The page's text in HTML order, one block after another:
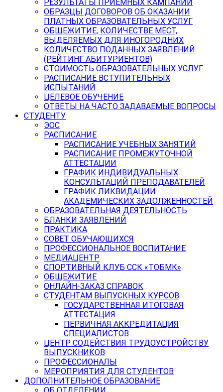
РЕЗУЛЬТАТЫ ПРИЕМНЫХ КАМПАНИЙ
ОБРАЗЦЫ ДОГОВОРОВ ОБ ОКАЗАНИИ
ПЛАТНЫХ ОБРАЗОВАТЕЛЬНЫХ УСЛУГ
ОБЩЕЖИТИЕ, КОЛИЧЕСТВЕ МЕСТ,
ВЫДЕЛЯЕМЫХ ДЛЯ ИНОГОРОДНИХ
КОЛИЧЕСТВО ПОДАННЫХ ЗАЯВЛЕНИЙ
(РЕЙТИНГ АБИТУРИЕНТОВ)
СТОИМОСТЬ ОБРАЗОВАТЕЛЬНЫХ УСЛУГ
РАСПИСАНИЕ ВСТУПИТЕЛЬНЫХ
ИСПЫТАНИЙ
ЦЕЛЕВОЕ ОБУЧЕНИЕ
ОТВЕТЫ НА ЧАСТО ЗАДАВАЕМЫЕ ВОПРОСЫ
СТУДЕНТУ
ЭОС
РАСПИСАНИЕ
РАСПИСАНИЕ УЧЕБНЫХ ЗАНЯТИЙ
РАСПИСАНИЕ ПРОМЕЖУТОЧНОЙ
АТТЕСТАЦИИ
ГРАФИК ИНДИВИДУАЛЬНЫХ
КОНСУЛЬТАЦИЙ ПРЕПОДАВАТЕЛЕЙ
ГРАФИК ЛИКВИДАЦИИ
АКАДЕМИЧЕСКИХ ЗАДОЛЖЕННОСТЕЙ
ОБРАЗОВАТЕЛЬНАЯ ДЕЯТЕЛЬНОСТЬ
БЛАНКИ ЗАЯВЛЕНИЙ
ПРАКТИКА
СОВЕТ ОБУЧАЮЩИХСЯ
ПРОФЕССИОНАЛЬНОЕ ВОСПИТАНИЕ
МЕДИАЦЕНТР
СПОРТИВНЫЙ КЛУБ ССК «ТОБМК»
ОБЩЕЖИТИЕ
ОНЛАЙН-ЗАКАЗ СПРАВОК
СТУДЕНТАМ ВЫПУСКНЫХ КУРСОВ
ГОСУДАРСТВЕННАЯ ИТОГОВАЯ
АТТЕСТАЦИЯ
ПЕРВИЧНАЯ АККРЕДИТАЦИЯ
СПЕЦИАЛИСТОВ
ЦЕНТР СОДЕЙСТВИЯ ТРУДОУСТРОЙСТВУ
ВЫПУСКНИКОВ
ПРОФЕССИОНАЛЫ
МЕРОПРИЯТИЯ ДЛЯ СТУДЕНТОВ
ДОПОЛНИТЕЛЬНОЕ ОБРАЗОВАНИЕ